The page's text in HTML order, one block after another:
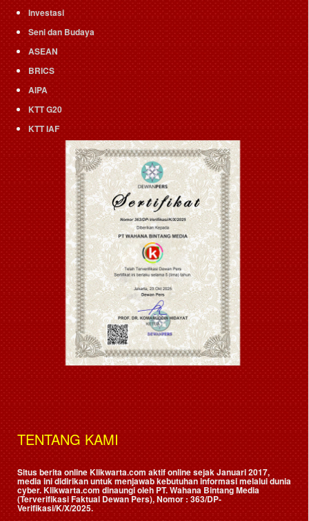
Investasi
Seni dan Budaya
ASEAN
BRICS
AIPA
KTT G20
KTT IAF
TENTANG KAMI
Situs berita online Klikwarta.com aktif online sejak Januari 2017,
media ini didirikan untuk menjawab kebutuhan informasi melalui dunia
cyber. Klikwarta.com dinaungi oleh PT. Wahana Bintang Media
(Terverifikasi Faktual Dewan Pers), Nomor : 363/DP-
Verifikasi/K/X/2025.